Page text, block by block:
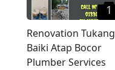
1
Renovation Tukang
Baiki Atap Bocor
Plumber Services